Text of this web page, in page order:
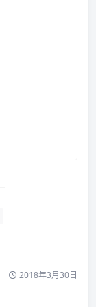
2018年3月30日